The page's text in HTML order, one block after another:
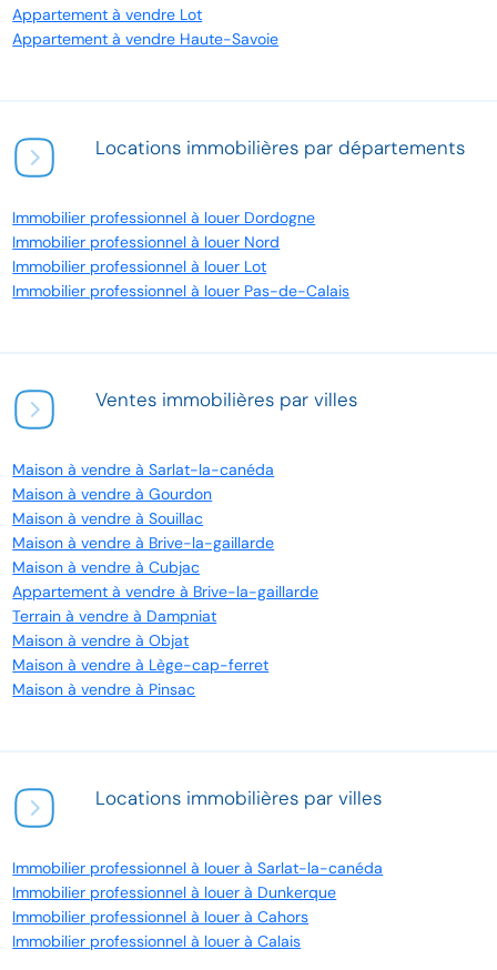
Appartement à vendre Lot
Appartement à vendre Haute-Savoie
Locations immobilières par départements
Immobilier professionnel à louer Dordogne
Immobilier professionnel à louer Nord
Immobilier professionnel à louer Lot
Immobilier professionnel à louer Pas-de-Calais
Ventes immobilières par villes
Maison à vendre à Sarlat-la-canéda
Maison à vendre à Gourdon
Maison à vendre à Souillac
Maison à vendre à Brive-la-gaillarde
Maison à vendre à Cubjac
Appartement à vendre à Brive-la-gaillarde
Terrain à vendre à Dampniat
Maison à vendre à Objat
Maison à vendre à Lège-cap-ferret
Maison à vendre à Pinsac
Locations immobilières par villes
Immobilier professionnel à louer à Sarlat-la-canéda
Immobilier professionnel à louer à Dunkerque
Immobilier professionnel à louer à Cahors
Immobilier professionnel à louer à Calais